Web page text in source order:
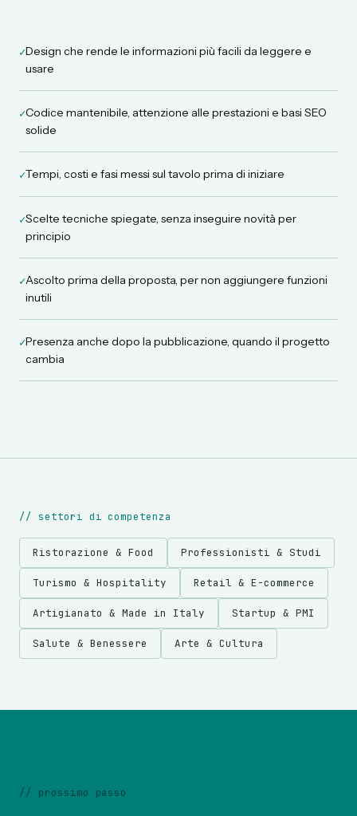
✓Design che rende le informazioni più facili da leggere e
usare
✓Codice mantenibile, attenzione alle prestazioni e basi SEO
solide
✓Tempi, costi e fasi messi sul tavolo prima di iniziare
✓Scelte tecniche spiegate, senza inseguire novità per
principio
✓Ascolto prima della proposta, per non aggiungere funzioni
inutili
✓Presenza anche dopo la pubblicazione, quando il progetto
cambia
// settori di competenza
Ristorazione & Food Professionisti & Studi
Turismo & Hospitality Retail & E-commerce
Artigianato & Made in Italy Startup & PMI
Salute & Benessere Arte & Cultura
// prossimo passo